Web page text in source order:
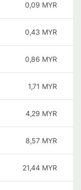
0,09 MYR
0,43 MYR
0,86 MYR
1,71 MYR
4,29 MYR
8,57 MYR
21,44 MYR